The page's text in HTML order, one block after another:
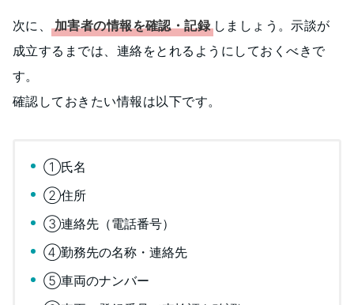
次に、加害者の情報を確認・記録しましょう。示談が
成立するまでは、連絡をとれるようにしておくべきで
す。
確認しておきたい情報は以下です。
①氏名
②住所
③連絡先（電話番号）
④勤務先の名称・連絡先
⑤車両のナンバー